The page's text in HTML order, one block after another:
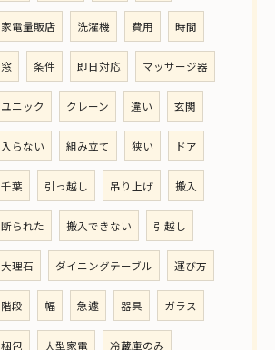
家電量販店 洗濯機 費用 時間
窓 条件 即日対応 マッサージ器
ユニック クレーン 違い 玄関
入らない 組み立て 狭い ドア
千葉 引っ越し 吊り上げ 搬入
断られた 搬入できない 引越し
大理石 ダイニングテーブル 運び方
階段 幅 急遽 器具 ガラス
梱包 大型家電 冷蔵庫のみ